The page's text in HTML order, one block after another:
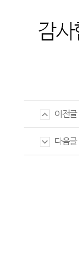
감
이전글
다음글